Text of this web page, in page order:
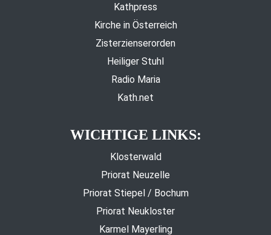
Kathpress
Kirche in Österreich
Zisterzienserorden
Heiliger Stuhl
Radio Maria
Kath.net
WICHTIGE LINKS:
Klosterwald
Priorat Neuzelle
Priorat Stiepel / Bochum
Priorat Neukloster
Karmel Mayerling